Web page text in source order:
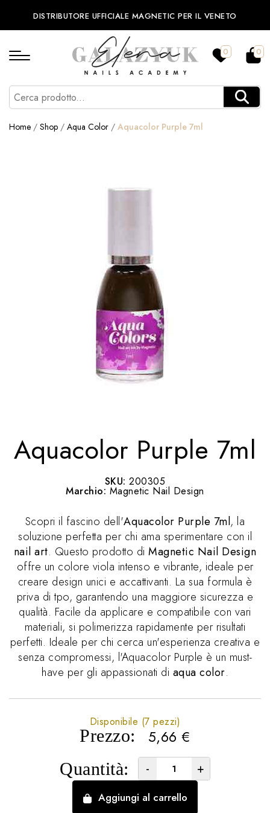
DISTRIBUTORE UFFICIALE MAGNETIC PER IL VENETO
0 0
Home / Shop / Aqua Color / Aquacolor Purple 7ml
Aquacolor Purple 7ml
SKU: 200305
Marchio: Magnetic Nail Design
Scopri il fascino dell'Aquacolor Purple 7ml, la
soluzione perfetta per chi ama sperimentare con il
nail art. Questo prodotto diMagnetic Nail Design
offre un colore viola intenso e vibrante, ideale per
creare design unici e accattivanti. La sua formula è
priva di tpo, garantendo una maggiore sicurezza e
qualità. Facile da applicare e compatibile con vari
materiali, si polimerizza rapidamente per risultati
perfetti. Ideale per chi cerca un'esperienza creativa e
senza compromessi, l'Aquacolor Purple è un must-
have per gli appassionati di aqua color.
Prezzo: 5,66€
Disponibile (7 pezzi)
Quantità: - +
Aggiungi al carrello